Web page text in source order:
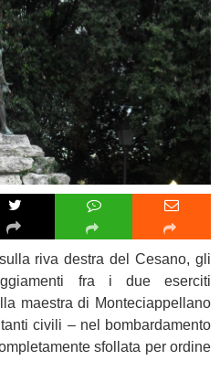
riva destra del Cesano, gli
fra i due eserciti
maestra di Monteciappellano
civili – nel bombardamento
sfollata per ordine